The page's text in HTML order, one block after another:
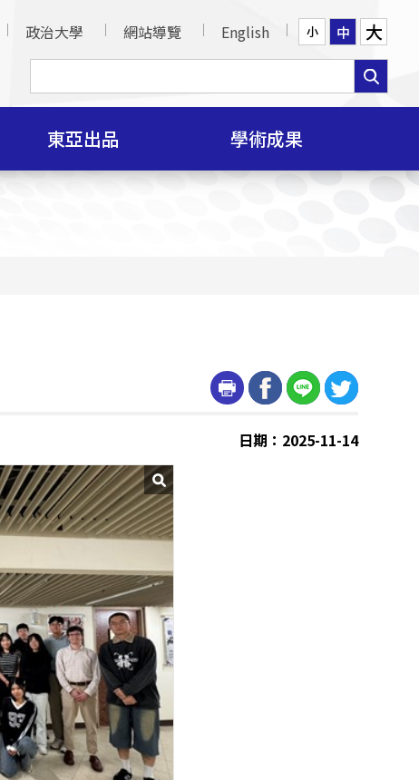
政治大學 網站導覽 English 小 中 大
東亞出品 學術成果
日期：2025-11-14